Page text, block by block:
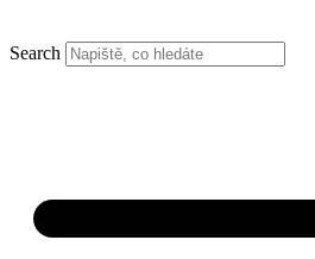
Search